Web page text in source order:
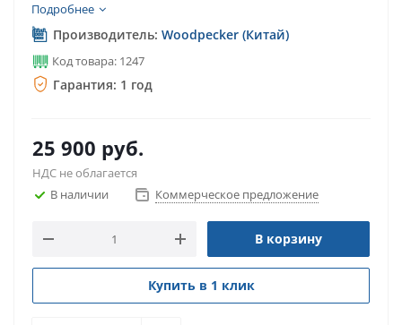
Подробнее
Производитель: Woodpecker (Китай)
Код товара: 1247
Гарантия: 1 год
25 900 руб.
НДС не облагается
В наличии
Коммерческое предложение
В корзину
Купить в 1 клик